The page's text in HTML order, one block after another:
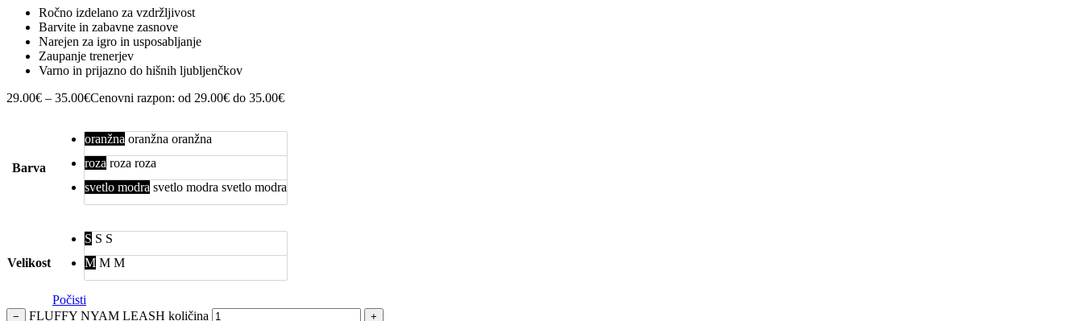
Ročno izdelano za vzdržljivost
Barvite in zabavne zasnove
Narejen za igro in usposabljanje
Zaupanje trenerjev
Varno in prijazno do hišnih ljubljenčkov
29.00€ – 35.00€Cenovni razpon: od 29.00€ do 35.00€
Barva
oranžna oranžna oranžna
roza roza roza
svetlo modra svetlo modra svetlo modra
Velikost
S S S
M M M
Počisti
− FLUFFY NYAM LEASH količina
+